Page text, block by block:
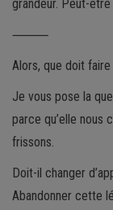
grandeur. Peut-être
⸻
Alors, que doit
Je vous pose la
parce qu’elle nous
frissons.
Doit-il changer
Abandonner cette